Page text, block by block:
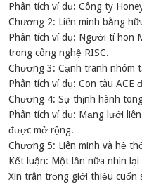
Phân tích ví dụ: Công ty
Chương 2: Liên minh bằng
Phân tích ví dụ: Người tí hon
trong công nghệ RISC.
Chương 3: Cạnh tranh nhóm
Phân tích ví dụ: Con tàu ACE
Chương 4: Sự thịnh hành
Phân tích ví dụ: Mạng lưới
được mở rộng.
Chương 5: Liên minh và hệ
Kết luận: Một lần nữa nhìn lại
Xin trân trọng giới thiệu cuốn